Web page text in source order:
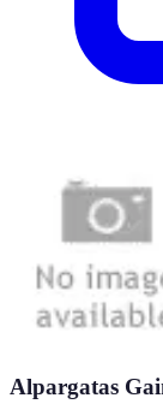
Alpargatas